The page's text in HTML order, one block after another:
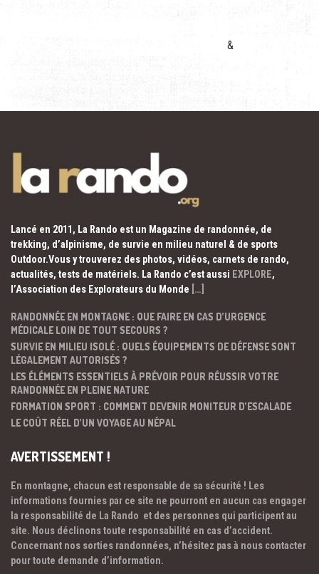
&
Lancé en 2011, La Rando est un Magazine de randonnée, de
trekking, d’alpinisme, de survie en milieu naturel & de sports
Outdoor.Vous y trouverez des photos, vidéos, carnets de rando,
actualités, tests de matériels. La Rando c’est aussi EXPLORE,
l’Association des Explorateurs du Monde […]
RANDONNÉE EN MONTAGNE : QUE FAIRE EN CAS D’URGENCE
MÉDICALE LOIN DE TOUT SECOURS ?
SURVIE EN MILIEU ISOLÉ : QUELS ÉQUIPEMENTS DE DÉFENSE SONT
LÉGALEMENT AUTORISÉS ?
LES ÉLÉMENTS ESSENTIELS À PRÉVOIR POUR RÉUSSIR VOTRE
RANDONNÉE EN PLEINE NATURE
FORMATION SPORT : COMMENT DEVENIR MONITEUR D’ESCALADE
LE COÛT RÉEL D’UN VOYAGE AU NÉPAL
AVERTISSEMENT !
En montagne, chacun est responsable de sa sécurité ! Les
informations fournies par ce site ne pourront en aucun cas engager
la responsabilité de La Rando et des personnes qui participent au
site. Nous déclinons toute responsabilité en cas d’accident.
Concernant nos sorties randonnées, n’hésitez pas à nous contacter
pour toute demande d’information.